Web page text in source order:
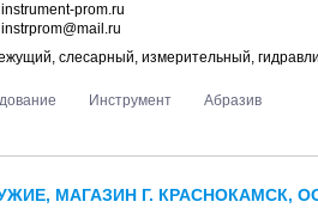
instrument-prom.ru
instrprom@mail.ru
слесарный, измерительный,
Инструмент
Абразив
МАГАЗИН Г. КРАСНОКАМСК,